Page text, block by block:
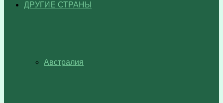
ДРУГИЕ СТРАНЫ
Австралия